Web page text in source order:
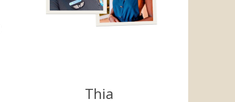
Thia